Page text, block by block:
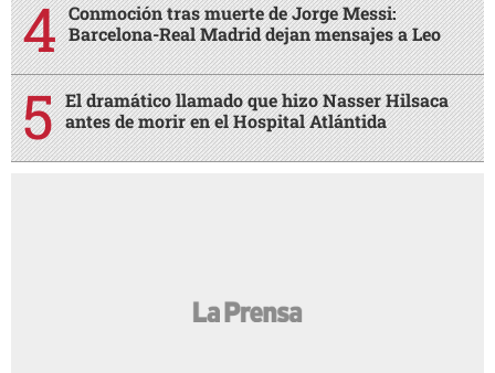
Conmoción tras muerte de Jorge Messi:
Barcelona-Real Madrid dejan mensajes a Leo
El dramático llamado que hizo Nasser Hilsaca
antes de morir en el Hospital Atlántida